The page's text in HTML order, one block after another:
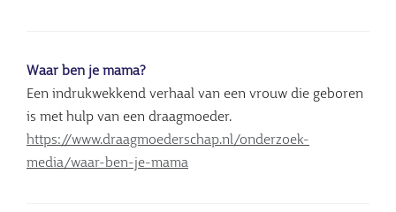
Waar ben je mama?
Een indrukwekkend verhaal van een vrouw die geboren
is met hulp van een draagmoeder.
https://www.draagmoederschap.nl/onderzoek-
media/waar-ben-je-mama